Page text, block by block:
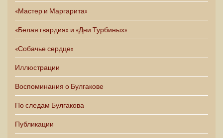
«Мастер и Маргарита»
«Белая гвардия» и «Дни Турбиных»
«Собачье сердце»
Иллюстрации
Воспоминания о Булгакове
По следам Булгакова
Публикации